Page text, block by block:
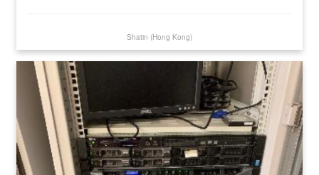
Shatin (Hong Kong)